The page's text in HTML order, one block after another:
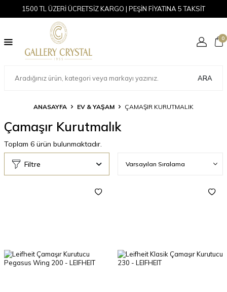
1500 TL ÜZERİ ÜCRETSİZ KARGO | PEŞİN FİYATINA 5 TAKSİT
ARA
0
ANASAYFA EV & YAŞAM ÇAMAŞIR KURUTMALIK
Çamaşır Kurutmalık
Toplam 6 ürün bulunmaktadır.
Filtre